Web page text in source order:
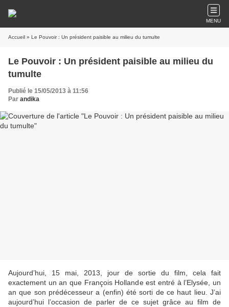
MENU
Accueil » Le Pouvoir : Un président paisible au milieu du tumulte
Le Pouvoir : Un président paisible au milieu du
tumulte
Publié le 15/05/2013 à 11:56
Par andika
Aujourd’hui, 15 mai, 2013, jour de sortie du film, cela fait
exactement un an que François Hollande est entré à l’Elysée, un
an que son prédécesseur a (enfin) été sorti de ce haut lieu. J’ai
aujourd’hui l’occasion de parler de ce sujet grâce au film de